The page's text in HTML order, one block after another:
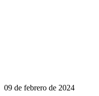
09 de febrero de 2024